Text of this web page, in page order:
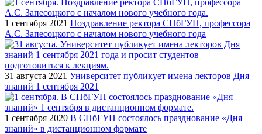
1 сентября 2021 Поздравление ректора СПбГУП, профессора
А.С. Запесоцкого с началом нового учебного года
31 августа 2021 Университет публикует имена лекторов Дня
знаний 1 сентября 2021
1 сентября 2020 В СПбГУП состоялось празднование «Дня
знаний» в дистанционном формате